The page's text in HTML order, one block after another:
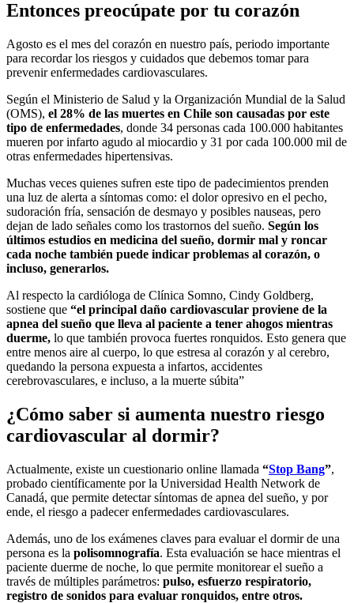
Entonces preocúpate por tu corazón
Agosto es el mes del corazón en nuestro país, periodo importante
para recordar los riesgos y cuidados que debemos tomar para
prevenir enfermedades cardiovasculares.
Según el Ministerio de Salud y la Organización Mundial de la Salud
(OMS), el 28% de las muertes en Chile son causadas por este
tipo de enfermedades, donde 34 personas cada 100.000 habitantes
mueren por infarto agudo al miocardio y 31 por cada 100.000 mil de
otras enfermedades hipertensivas.
Muchas veces quienes sufren este tipo de padecimientos prenden
una luz de alerta a síntomas como: el dolor opresivo en el pecho,
sudoración fría, sensación de desmayo y posibles nauseas, pero
dejan de lado señales como los trastornos del sueño. Según los
últimos estudios en medicina del sueño, dormir mal y roncar
cada noche también puede indicar problemas al corazón, o
incluso, generarlos.
Al respecto la cardióloga de Clínica Somno, Cindy Goldberg,
sostiene que “el principal daño cardiovascular proviene de la
apnea del sueño que lleva al paciente a tener ahogos mientras
duerme, lo que también provoca fuertes ronquidos. Esto genera que
entre menos aire al cuerpo, lo que estresa al corazón y al cerebro,
quedando la persona expuesta a infartos, accidentes
cerebrovasculares, e incluso, a la muerte súbita”
¿Cómo saber si aumenta nuestro riesgo
cardiovascular al dormir?
Actualmente, existe un cuestionario online llamada “Stop Bang”,
probado científicamente por la Universidad Health Network de
Canadá, que permite detectar síntomas de apnea del sueño, y por
ende, el riesgo a padecer enfermedades cardiovasculares.
Además, uno de los exámenes claves para evaluar el dormir de una
persona es la polisomnografía. Esta evaluación se hace mientras el
paciente duerme de noche, lo que permite monitorear el sueño a
través de múltiples parámetros: pulso, esfuerzo respiratorio,
registro de sonidos para evaluar ronquidos, entre otros.